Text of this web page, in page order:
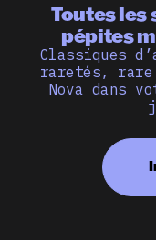
Toutes les
pépites
Classiques
raretés, rare
Nova dans